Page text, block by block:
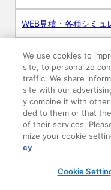
WEB見積・各種シミュ
交換用部品の購入
修理・点検
お問い合わせ
ログイン
We use cookies to
site, to personalize
traffic. We share
site with our
y combine it with
ded to them or that
of their services.
mize your cookie
cy
Cookie